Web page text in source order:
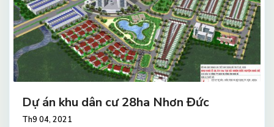
Dự án khu dân cư 28ha Nhơn Đức
Th9 04, 2021